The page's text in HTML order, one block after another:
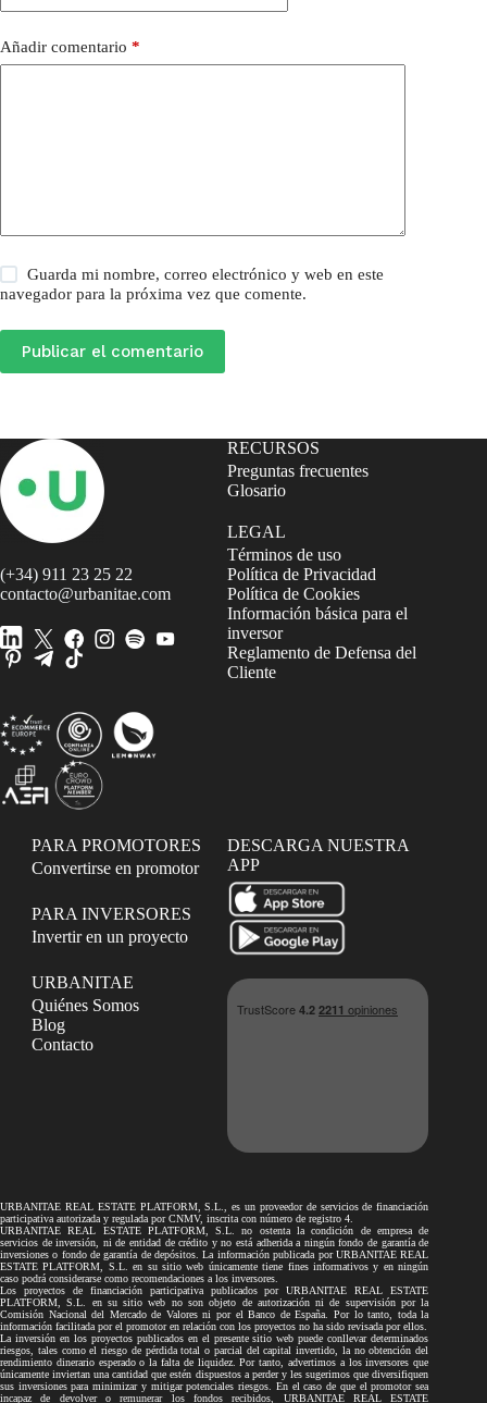
Añadir comentario *
Guarda mi nombre, correo electrónico y web en este
navegador para la próxima vez que comente.
Publicar el comentario
(+34) 911 23 25 22
contacto@urbanitae.com
RECURSOS
Preguntas frecuentes
Glosario
LEGAL
Términos de uso
Política de Privacidad
Política de Cookies
Información básica para el
inversor
Reglamento de Defensa del
Cliente
PARA PROMOTORES
Convertirse en promotor
PARA INVERSORES
Invertir en un proyecto
URBANITAE
Quiénes Somos
Blog
Contacto
DESCARGA NUESTRA
APP
URBANITAE REAL ESTATE PLATFORM, S.L., es un proveedor de servicios de financiación
participativa autorizada y regulada por CNMV, inscrita con número de registro 4.
URBANITAE REAL ESTATE PLATFORM, S.L. no ostenta la condición de empresa de
servicios de inversión, ni de entidad de crédito y no está adherida a ningún fondo de garantía de
inversiones o fondo de garantía de depósitos. La información publicada por URBANITAE REAL
ESTATE PLATFORM, S.L. en su sitio web únicamente tiene fines informativos y en ningún
caso podrá considerarse como recomendaciones a los inversores.
Los proyectos de financiación participativa publicados por URBANITAE REAL ESTATE
PLATFORM, S.L. en su sitio web no son objeto de autorización ni de supervisión por la
Comisión Nacional del Mercado de Valores ni por el Banco de España. Por lo tanto, toda la
información facilitada por el promotor en relación con los proyectos no ha sido revisada por ellos.
La inversión en los proyectos publicados en el presente sitio web puede conllevar determinados
riesgos, tales como el riesgo de pérdida total o parcial del capital invertido, la no obtención del
rendimiento dinerario esperado o la falta de liquidez. Por tanto, advertimos a los inversores que
únicamente inviertan una cantidad que estén dispuestos a perder y les sugerimos que diversifiquen
sus inversiones para minimizar y mitigar potenciales riesgos. En el caso de que el promotor sea
incapaz de devolver o remunerar los fondos recibidos, URBANITAE REAL ESTATE